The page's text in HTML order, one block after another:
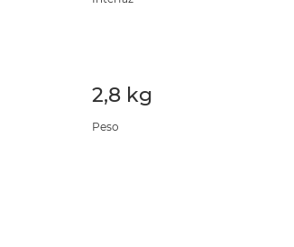
2,8 kg
Peso